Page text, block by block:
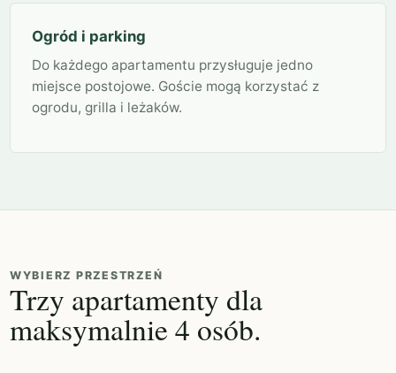
Ogród i parking
Do każdego apartamentu przysługuje jedno
miejsce postojowe. Goście mogą korzystać z
ogrodu, grilla i leżaków.
WYBIERZ PRZESTRZEŃ
Trzy apartamenty dla
maksymalnie 4 osób.